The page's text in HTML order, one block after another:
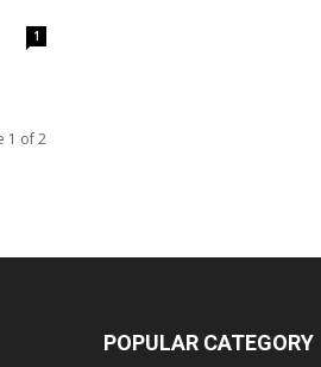
1
1 of 2
POPULAR CATEGORY